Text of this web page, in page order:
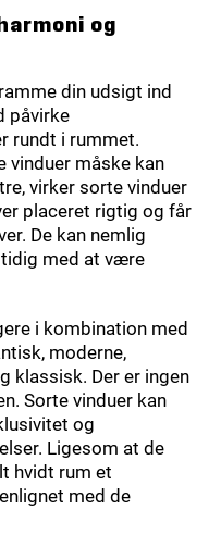
og
din udsigt ind
påvirke
rundt i rummet.
vinduer måske kan
virker sorte vinduer
placeret rigtig og får
De kan nemlig
med at være
i kombination med
moderne,
klassisk. Der er ingen
Sorte vinduer kan
og
Ligesom at de
hvidt rum et
med de